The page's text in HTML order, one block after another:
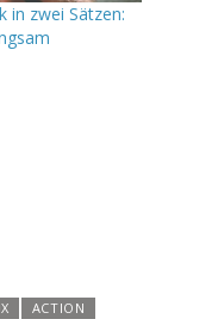
in zwei Sätzen:
ACTION